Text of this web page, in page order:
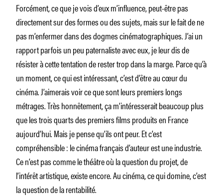
Forcément, ce que je vois d’eux m’influence, peut-être pas
directement sur des formes ou des sujets, mais sur le fait de ne
pas m’enfermer dans des dogmes cinématographiques. J’ai un
rapport parfois un peu paternaliste avec eux, je leur dis de
résister à cette tentation de rester trop dans la marge. Parce qu’à
un moment, ce qui est intéressant, c’est d’être au cœur du
cinéma. J’aimerais voir ce que sont leurs premiers longs
métrages. Très honnêtement, ça m’intéresserait beaucoup plus
que les trois quarts des premiers films produits en France
aujourd’hui. Mais je pense qu’ils ont peur. Et c’est
compréhensible : le cinéma français d’auteur est une industrie.
Ce n’est pas comme le théâtre où la question du projet, de
l’intérêt artistique, existe encore. Au cinéma, ce qui domine, c’est
la question de la rentabilité.